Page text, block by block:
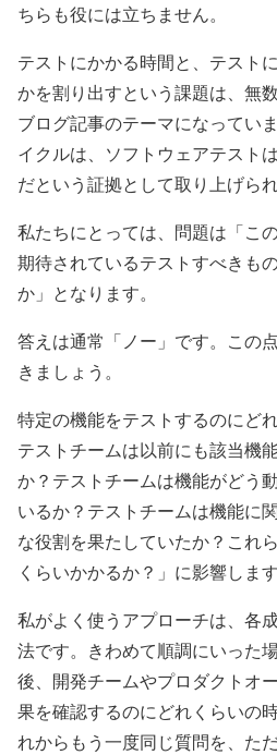
ちらも役には立ちません。
テストにかかる時間と、テスト
かを割り出すという課題は、無
ブログ記事のテーマになってい
イクルは、ソフトウェアテスト
だという証拠として取り上げら
私たちにとっては、問題は「こ
期待されているテストすべきも
か」となります。
答えは通常「ノー」です。この
きましょう。
特定の機能をテストするのにど
テストチームは以前にも該当機
か？テストチームは機能がどう
いるか？テストチームは機能に
な役割を果たしていたか？これ
くらいかかるか？」に影響します
私がよく使うアプローチは、各
法です。きわめて順調にいった
後、開発チームやプロダクトオ
果を確認するのにどれくらいの
れからもう一度同じ質問を、た